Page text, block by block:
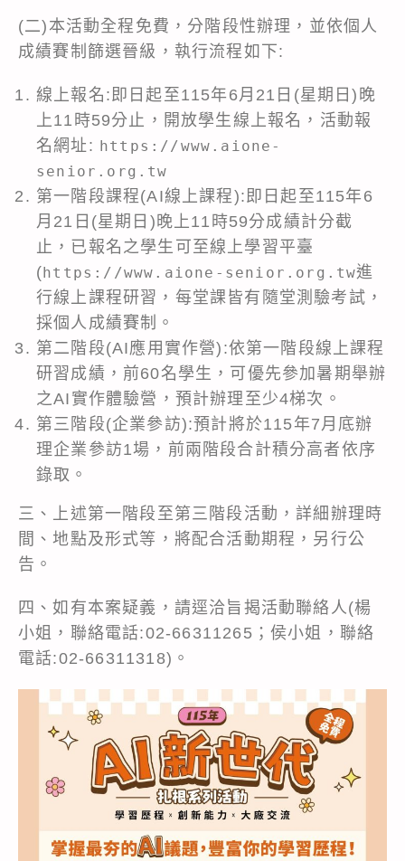
(二)本活動全程免費，分階段性辦理，並依個人
成績賽制篩選晉級，執行流程如下:
線上報名:即日起至115年6月21日(星期日)晚
上11時59分止，開放學生線上報名，活動報
名網址: https://www.aione-
senior.org.tw
第一階段課程(AI線上課程):即日起至115年6
月21日(星期日)晚上11時59分成績計分截
止，已報名之學生可至線上學習平臺
(https://www.aione-senior.org.tw進
行線上課程研習，每堂課皆有隨堂測驗考試，
採個人成績賽制。
第二階段(AI應用實作營):依第一階段線上課程
研習成績，前60名學生，可優先參加暑期舉辦
之AI實作體驗營，預計辦理至少4梯次。
第三階段(企業參訪):預計將於115年7月底辦
理企業參訪1場，前兩階段合計積分高者依序
錄取。
三、上述第一階段至第三階段活動，詳細辦理時
間、地點及形式等，將配合活動期程，另行公
告。
四、如有本案疑義，請逕洽旨揭活動聯絡人(楊
小姐，聯絡電話:02-66311265；侯小姐，聯絡
電話:02-66311318)。